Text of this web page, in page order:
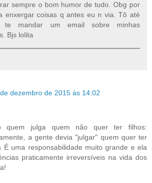
sempre o bom humor de tudo. Obg por
enxergar coisas q antes eu n via. Tô até
te mandar um email sobre minhas
Bjs lolita
dezembro de 2015 às 14:02
quem julga quem não quer ter filhos:
a gente devia "julgar" quem quer ter
É uma responsabilidade muito grande e ela
praticamente irreversíveis na vida dos